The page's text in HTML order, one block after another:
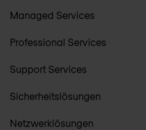
Managed Services
Professional Services
Support Services
Sicherheitslösungen
Netzwerklösungen